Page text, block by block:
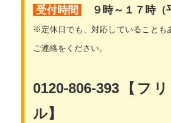
受付時間 ９時～１７時（
※定休日でも、対応していることも
ご連絡をください。
0120-806-393【フ
ル】